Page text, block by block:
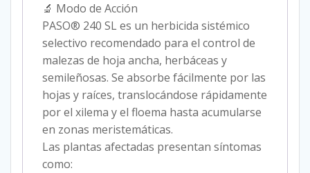
🔬 Modo de Acción
PASO® 240 SL es un herbicida sistémico
selectivo recomendado para el control de
malezas de hoja ancha, herbáceas y
semileñosas. Se absorbe fácilmente por las
hojas y raíces, translocándose rápidamente
por el xilema y el floema hasta acumularse
en zonas meristemáticas.
Las plantas afectadas presentan síntomas
como: